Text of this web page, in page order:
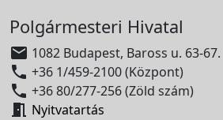
Polgármesteri Hivatal
 1082 Budapest, Baross u. 63-67.
 +36 1/459-2100 (Központ)
 +36 80/277-256 (Zöld szám)
 Nyitvatartás